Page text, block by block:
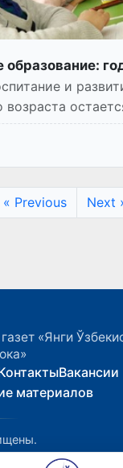
и
возраста
развития
системы
« Previous Next
«Янги
Вакансии
материалов